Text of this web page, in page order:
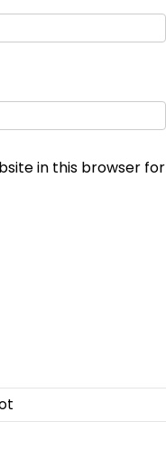
in this browser for